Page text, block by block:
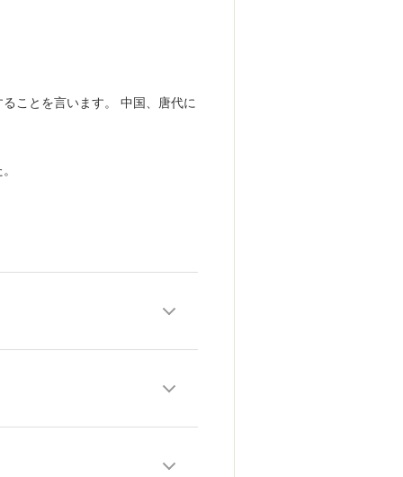
ことを言います。 中国、唐代に